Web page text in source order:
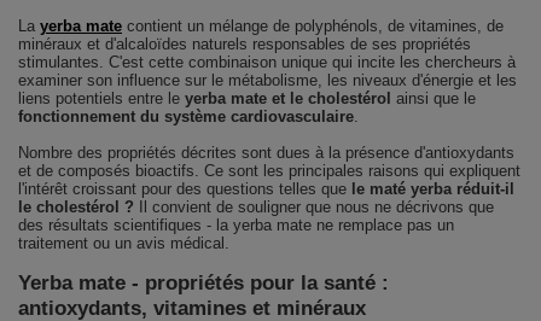
La yerba mate contient un mélange de polyphénols, de vitamines, de
minéraux et d'alcaloïdes naturels responsables de ses propriétés
stimulantes. C'est cette combinaison unique qui incite les chercheurs à
examiner son influence sur le métabolisme, les niveaux d'énergie et les
liens potentiels entre le yerba mate et le cholestérol ainsi que le
fonctionnement du système cardiovasculaire.
Nombre des propriétés décrites sont dues à la présence d'antioxydants
et de composés bioactifs. Ce sont les principales raisons qui expliquent
l'intérêt croissant pour des questions telles que le maté yerba réduit-il
le cholestérol ? Il convient de souligner que nous ne décrivons que
des résultats scientifiques - la yerba mate ne remplace pas un
traitement ou un avis médical.
Yerba mate - propriétés pour la santé :
antioxydants, vitamines et minéraux